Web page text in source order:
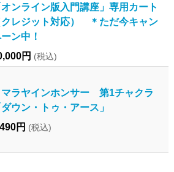
オンライン版入門講座」専用カート
クレジット対応） ＊ただ今キャン
ン中！
円 (税込)
マラヤインホンサー 第1チャクラ
ダウン・トゥ・アース」
円 (税込)